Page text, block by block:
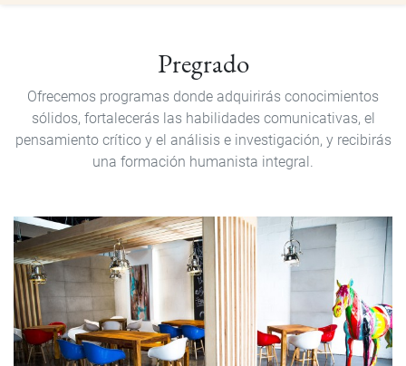
Pregrado
Ofrecemos programas donde adquirirás conocimientos
sólidos, fortalecerás las habilidades comunicativas, el
pensamiento crítico y el análisis e investigación, y recibirás
una formación humanista integral.